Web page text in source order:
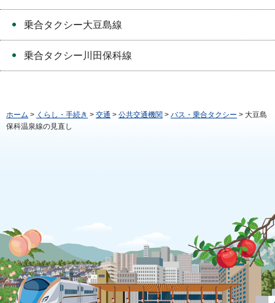
乗合タクシー大豆島線
乗合タクシー川田保科線
ホーム > くらし・手続き > 交通 > 公共交通機関 > バス・乗合タクシー > 大豆島
保科温泉線の見直し